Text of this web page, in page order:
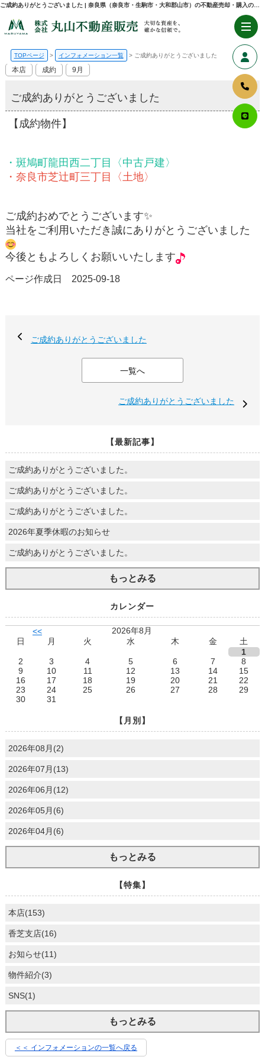
TOPページ インフォメーション一覧 ご成約ありがとうございました
本店 成約 9月
ご成約ありがとうございました
【成約物件】
・斑鳩町龍田西二丁目〈中古戸建〉
・奈良市芝辻町三丁目〈土地〉
ご成約おめでとうございます✨
当社をご利用いただき誠にありがとうございました
今後ともよろしくお願いいたします
ページ作成日 2025-09-18
ご成約ありがとうございました
一覧へ
ご成約ありがとうございました
【最新記事】
ご成約ありがとうございました。
ご成約ありがとうございました。
ご成約ありがとうございました。
2026年夏季休暇のお知らせ
ご成約ありがとうございました。
もっとみる
カレンダー
<<
2026年8月
日
月 火 水 木 金
土
1
2
3 4 5 6 7
8
9
10 11 12 13 14
15
16
17 18 19 20 21
22
23
24 25 26 27 28
29
30
31
【月別】
2026年08月(2)
2026年07月(13)
2026年06月(12)
2026年05月(6)
2026年04月(6)
もっとみる
【特集】
本店(153)
香芝支店(16)
お知らせ(11)
物件紹介(3)
SNS(1)
もっとみる
＜＜ インフォメーションの一覧へ戻る